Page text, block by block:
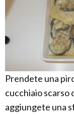
Prendete una
cucchiaio scarso
aggiungete una